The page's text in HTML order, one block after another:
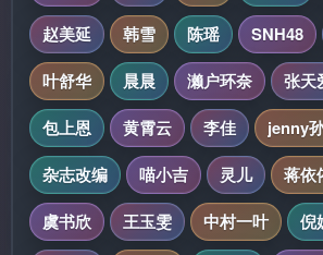
赵美延
韩雪 陈瑶 SNH48
叶舒华
晨晨 濑户环奈 张天
包上恩
黄霄云 李佳
jenny
杂志改编
喵小吉 灵儿 蒋依
虞书欣
王玉雯 中村一叶 倪